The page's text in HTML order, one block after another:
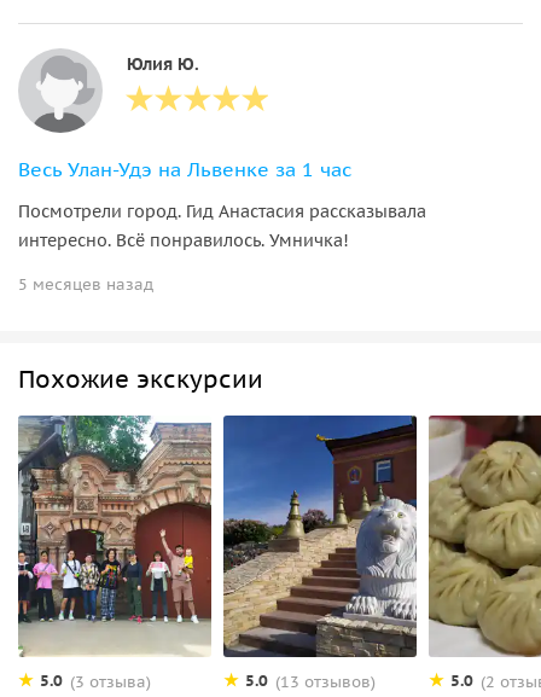
Юлия Ю.
Весь Улан-Удэ на Львенке за 1 час
Посмотрели город. Гид Анастасия рассказывала
интересно. Всё понравилось. Умничка!
5 месяцев назад
Похожие экскурсии
5.0 (3 отзыва) 5.0 (13 отзывов) 5.0 (2